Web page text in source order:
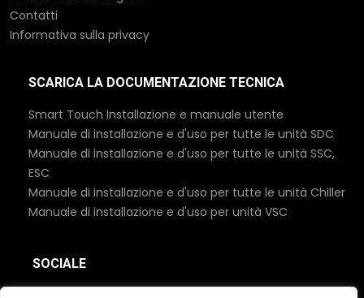
Contatti
Informativa sulla privacy
SCARICA LA DOCUMENTAZIONE TECNICA
Smart Touch Installazione e manuale utente
Manuale di installazione e d'uso per tutte le unità SDC
Manuale di installazione e d'uso per tutte le unità SSC,
ESC
Manuale di installazione e d'uso per tutte le unità Chiller
Manuale di installazione e d'uso per unità VSC
SOCIALE